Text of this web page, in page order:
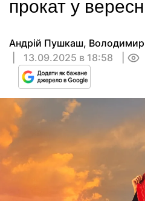
прокат у
Андрій Пушкаш,
13.09.2025 в 18:58